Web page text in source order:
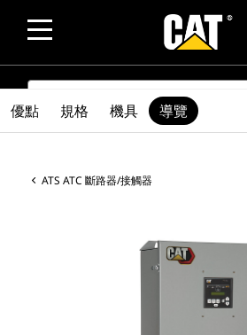
SEARCH
ATS ATC 斷路器/接觸器
優點 規格 機具 導覽